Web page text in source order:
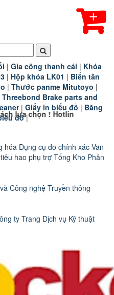
| Gia công thanh cái | Khóa
| Hộp khóa LK01 | Biến tần
| Thước panme Mitutoyo |
Threebond Brake parts and
| Giấy in biểu đồ | Băng
đồ|0911 110 800
hóa Dụng cụ đo chính xác Van
hao phụ trợ Tổng Kho Phân
Công nghệ Truyền thông
ty Trang Dịch vụ Kỹ thuật